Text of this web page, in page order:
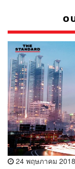
24 พฤษภาคม 2018